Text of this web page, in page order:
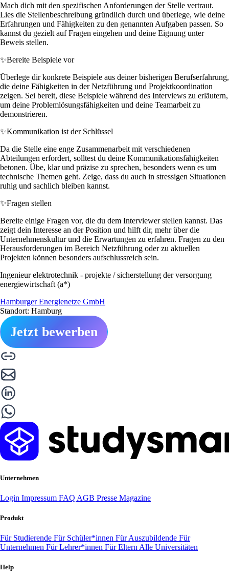
Mach dich mit den spezifischen Anforderungen der Stelle vertraut.
Lies die Stellenbeschreibung gründlich durch und überlege, wie deine
Erfahrungen und Fähigkeiten zu den genannten Aufgaben passen. So
kannst du gezielt auf Fragen eingehen und deine Eignung unter
Beweis stellen.
✨Bereite Beispiele vor
Überlege dir konkrete Beispiele aus deiner bisherigen Berufserfahrung,
die deine Fähigkeiten in der Netzführung und Projektkoordination
zeigen. Sei bereit, diese Beispiele während des Interviews zu erläutern,
um deine Problemlösungsfähigkeiten und deine Teamarbeit zu
demonstrieren.
✨Kommunikation ist der Schlüssel
Da die Stelle eine enge Zusammenarbeit mit verschiedenen
Abteilungen erfordert, solltest du deine Kommunikationsfähigkeiten
betonen. Übe, klar und präzise zu sprechen, besonders wenn es um
technische Themen geht. Zeige, dass du auch in stressigen Situationen
ruhig und sachlich bleiben kannst.
✨Fragen stellen
Bereite einige Fragen vor, die du dem Interviewer stellen kannst. Das
zeigt dein Interesse an der Position und hilft dir, mehr über die
Unternehmenskultur und die Erwartungen zu erfahren. Fragen zu den
Herausforderungen im Bereich Netzführung oder zu aktuellen
Projekten können besonders aufschlussreich sein.
Ingenieur elektrotechnik - projekte / sicherstellung der versorgung
energiewirtschaft (a*)
Hamburger Energienetze GmbH
Standort: Hamburg
Jetzt bewerben
Unternehmen
Login Impressum FAQ AGB Presse Magazine
Produkt
Für Studierende Für Schüler*innen Für Auszubildende Für
Unternehmen Für Lehrer*innen Für Eltern Alle Universitäten
Help